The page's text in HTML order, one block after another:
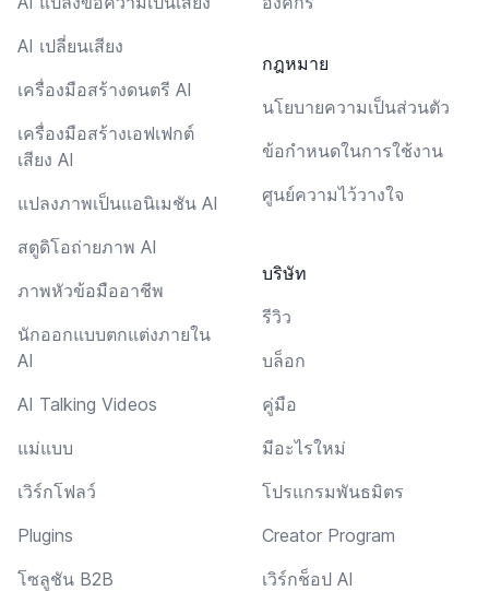
AI เปลี่ยนเสียง
เครื่องมือสร้างดนตรี AI
เครื่องมือสร้างเอฟเฟกต์
เสียง AI
แปลงภาพเป็นแอนิเมชัน AI
สตูดิโอถ่ายภาพ AI
ภาพหัวข้อมืออาชีพ
นักออกแบบตกแต่งภายใน
AI
AI Talking Videos
แม่แบบ
เวิร์กโฟลว์
Plugins
โซลูชัน B2B
กฎหมาย
นโยบายความเป็นส่วนตัว
ข้อกำหนดในการใช้งาน
ศูนย์ความไว้วางใจ
บริษัท
รีวิว
บล็อก
คู่มือ
มีอะไรใหม่
โปรแกรมพันธมิตร
Creator Program
เวิร์กช็อป AI